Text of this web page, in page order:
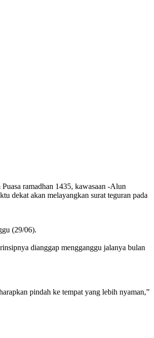
ramadhan 1435, kawasaan -Alun
dekat akan melayangkan surat teguran pada
(29/06).
dianggap mengganggu jalanya bulan
pindah ke tempat yang lebih nyaman,”